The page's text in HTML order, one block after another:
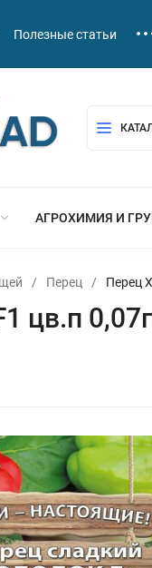
Полезные статьи
АГРОХИМИЯ И
/ Перец / Перец
цв.п